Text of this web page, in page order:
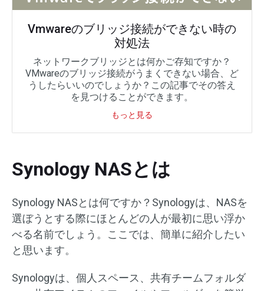
Vmwareのブリッジ接続ができない時の
対処法
ネットワークブリッジとは何かご存知ですか？
VMwareのブリッジ接続がうまくできない場合、ど
うしたらいいのでしょうか？この記事でその答え
を見つけることができます。
もっと見る
Synology NASとは
Synology NASとは何ですか？Synologyは、NASを
選ぼうとする際にほとんどの人が最初に思い浮か
べる名前でしょう。ここでは、簡単に紹介したい
と思います。
Synologyは、個人スペース、共有チームフォルダ